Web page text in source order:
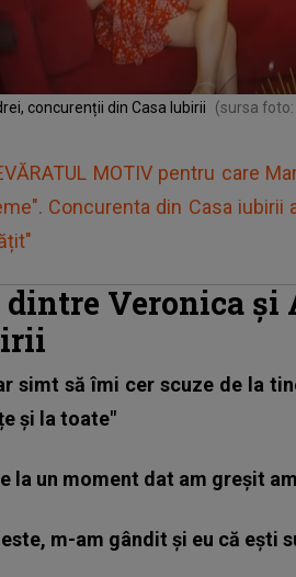
concurenții din Casa Iubirii (sursa
MOTIV pentru care
Concurenta din Casa
Veronica
simt să îmi cer scuze de la
și la toate"
la un moment dat am greșit
este, m-am gândit și eu că ești